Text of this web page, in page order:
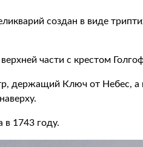
создан в виде
части с крестом
держащий Ключ от Небес,
в 1743 году.